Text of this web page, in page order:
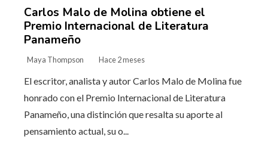
Carlos Malo de Molina obtiene el
Premio Internacional de Literatura
Panameño
Maya Thompson Hace 2 meses
El escritor, analista y autor Carlos Malo de Molina fue
honrado con el Premio Internacional de Literatura
Panameño, una distinción que resalta su aporte al
pensamiento actual, su o...